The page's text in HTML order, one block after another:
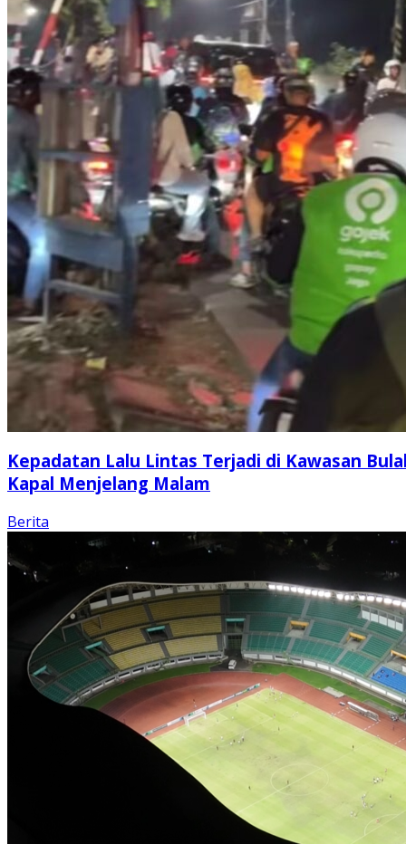
Kepadatan Lalu Lintas Terjadi di Kawasan
Kapal Menjelang Malam
Berita